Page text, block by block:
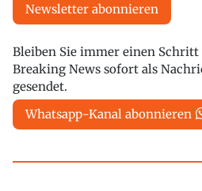
Newsletter abonnieren
Bleiben Sie immer einen
Breaking News sofort als
gesendet.
Whatsapp-Kanal abonnieren